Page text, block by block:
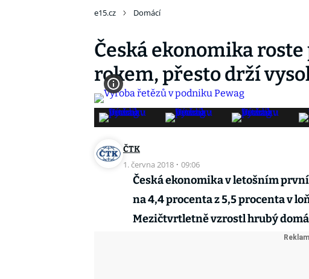
e15.cz Domácí
Česká ekonomika
rokem, přesto drží
ČTK
1. června 2018 · 09:06
Česká ekonomika v letošním
na 4,4 procenta z 5,5 procenta v
Mezičtvrtletně vzrostl hrubý